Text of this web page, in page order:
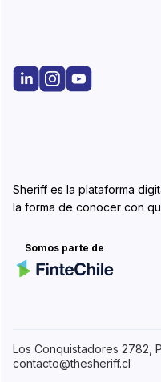
Sheriff es la plataforma
la forma de conocer con
Somos parte de
Los Conquistadores 2782,
contacto@thesheriff.cl